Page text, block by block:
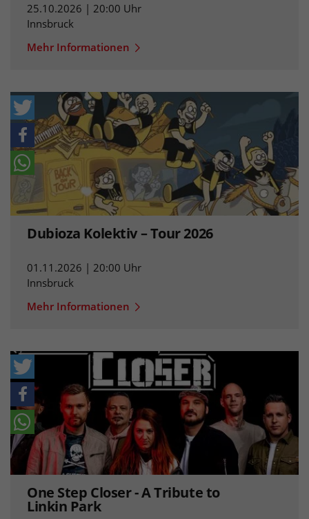
25.10.2026 | 20:00 Uhr
Innsbruck
Mehr Informationen
Dubioza Kolektiv – Tour 2026
01.11.2026 | 20:00 Uhr
Innsbruck
Mehr Informationen
One Step Closer - A Tribute to
Linkin Park